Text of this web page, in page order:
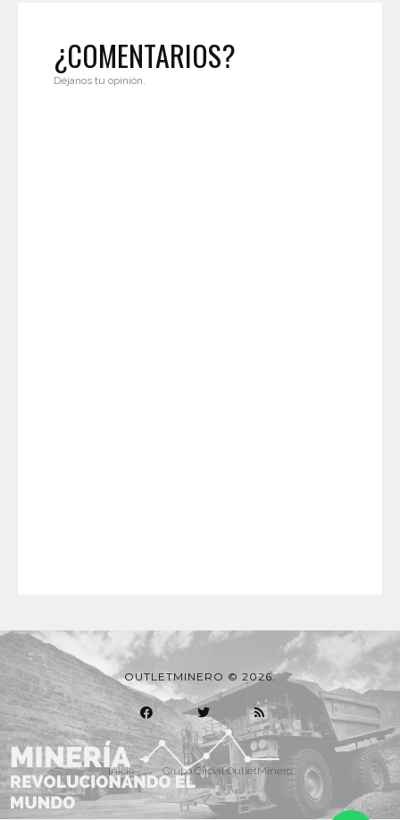
¿COMENTARIOS?
Déjanos tu opinión.
OUTLETMINERO © 2026.
Inicio Grupo Oficial OutletMinero